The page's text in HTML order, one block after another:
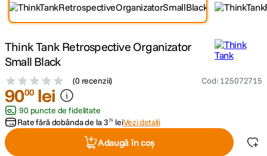
3. trepied telefon
5 canon sx740 hs
6. lavaliera
7. card memorie
Think Tank Retrospective Organizator
Small Black
(0 recenzii) Cod: 125072715
9000 lei
90 puncte de fidelitate
Rate fără dobânda de la375 leiVezi detalii
Adaugă în coș